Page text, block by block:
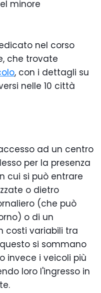
minore
nel corso
che trovate
, con i dettagli su
nelle 10 città
ad un centro
per la presenza
cui si può entrare
o dietro
(che può
o di un
costi variabili tra
si sommano
invece i veicoli più
loro l'ingresso in